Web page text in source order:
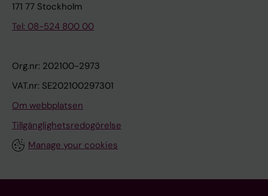
171 77 Stockholm
Tel: 08-524 800 00
Org.nr: 202100-2973
VAT.nr: SE202100297301
Om webbplatsen
Tillgänglighetsredogörelse
Manage your cookies